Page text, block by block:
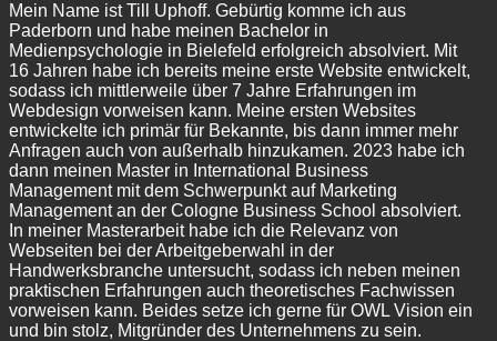
Mein Name ist Till Uphoff. Gebürtig komme ich aus
Paderborn und habe meinen Bachelor in
Medienpsychologie in Bielefeld erfolgreich absolviert. Mit
16 Jahren habe ich bereits meine erste Website entwickelt,
sodass ich mittlerweile über 7 Jahre Erfahrungen im
Webdesign vorweisen kann. Meine ersten Websites
entwickelte ich primär für Bekannte, bis dann immer mehr
Anfragen auch von außerhalb hinzukamen. 2023 habe ich
dann meinen Master in International Business
Management mit dem Schwerpunkt auf Marketing
Management an der Cologne Business School absolviert.
In meiner Masterarbeit habe ich die Relevanz von
Webseiten bei der Arbeitgeberwahl in der
Handwerksbranche untersucht, sodass ich neben meinen
praktischen Erfahrungen auch theoretisches Fachwissen
vorweisen kann. Beides setze ich gerne für OWL Vision ein
und bin stolz, Mitgründer des Unternehmens zu sein.